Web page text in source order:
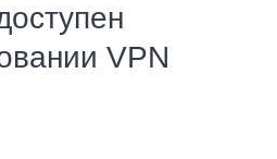
VPN